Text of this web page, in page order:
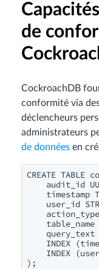
de
CockroachDB
conformité via
déclencheurs
administrateurs
de données en
CREATE
audit_id
timestamp
user_id
table_name
query_text
INDEX
INDEX
);